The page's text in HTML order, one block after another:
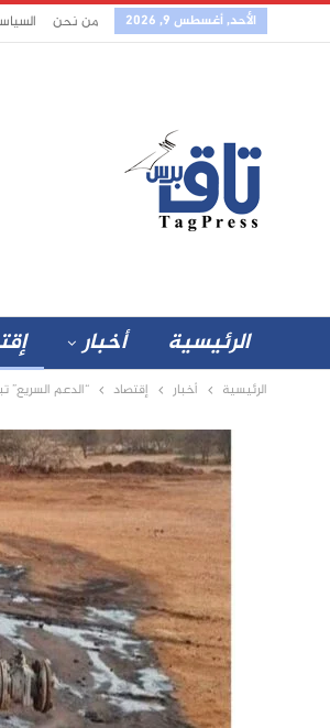
الأحد, أغسطس 9, 2026 من نحن
الرئيسية أخبار
الرئيسية أخبار إقتصاد “الدعم السريع”